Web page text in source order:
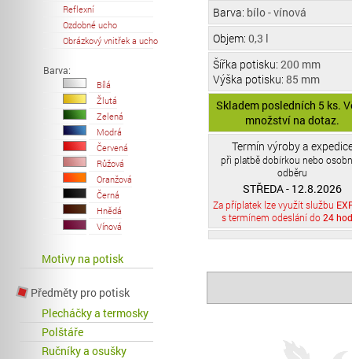
Reflexní
Ozdobné ucho
Obrázkový vnitřek a ucho
Barva:
Bílá
Žlutá
Zelená
Modrá
Červená
Růžová
Oranžová
Černá
Hnědá
Vínová
Motivy na potisk
Předměty pro potisk
Plecháčky a termosky
Polštáře
Ručníky a osušky
Barva: bílo - vínová
Objem: 0,3 l
Šířka potisku: 200 mm
Výška potisku: 85 mm
Skladem posledních 5 ks.
množství na dotaz.
Termín výroby a
při platbě dobírkou nebo
odběru
STŘEDA - 12.8.2026
Za příplatek lze využít službu
s termínem odeslání do24